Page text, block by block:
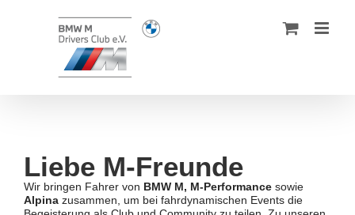
Liebe M-Freunde
Wir bringen Fahrer von BMW M, M-Performance sowie
Alpina zusammen, um bei fahrdynamischen Events die